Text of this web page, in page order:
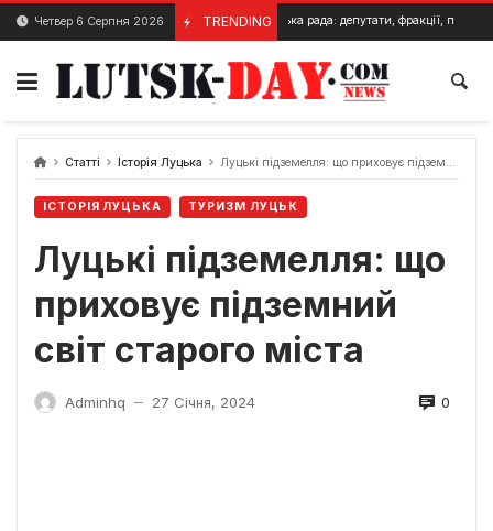
Skip
content
Четвер 6 Серпня 2026 TRENDING
15 Лютого, 2024 Луцька міська рада: депутати, фракції, прийом громадян
Статті Історія Луцька Луцькі підземелля: що приховує підземний світ старого міста
ІСТОРІЯ ЛУЦЬКА ТУРИЗМ ЛУЦЬК
Луцькі підземелля: що
приховує підземний
світ старого міста
Adminhq — 27 Січня, 2024 0